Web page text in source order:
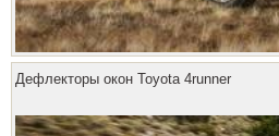
Дефлекторы окон Toyota 4runner